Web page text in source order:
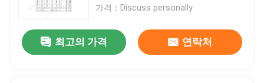
가격：Discuss personally
최고의 가격 연락처